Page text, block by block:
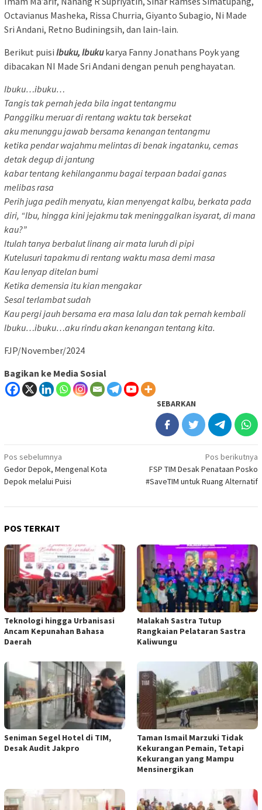
Octavianus Masheka, Rissa Churria, Giyanto Subagio, Ni Made
Sri Andani, Retno Budiningsih, dan lain-lain.
Berikut puisi Ibuku, Ibukukarya Fanny Jonathans Poyk yang
dibacakan NI Made Sri Andani dengan penuh penghayatan.
Ibuku…ibuku…
Tangis tak pernah jeda bila ingat tentangmu
Panggilku meruar di rentang waktu tak bersekat
aku menunggu jawab bersama kenangan tentangmu
ketika pendar wajahmu melintas di benak ingatanku, cemas
detak degup di jantung
kabar tentang kehilanganmu bagai terpaan badai ganas
melibas rasa
Perih juga pedih menyatu, kian menyengat kalbu, berkata pada
diri, “Ibu, hingga kini jejakmu tak meninggalkan isyarat, di mana
kau?”
Itulah tanya berbalut linang air mata luruh di pipi
Kutelusuri tapakmu di rentang waktu masa demi masa
Kau lenyap ditelan bumi
Ketika demensia itu kian mengakar
Sesal terlambat sudah
Kau pergi jauh bersama era masa lalu dan tak pernah kembali
Ibuku…ibuku…aku rindu akan kenangan tentang kita.
FJP/November/2024
Bagikan ke Media Sosial
SEBARKAN
Navigasi
pos
Pos sebelumnya
Gedor Depok, Mengenal Kota
Depok melalui Puisi
Pos berikutnya
FSP TIM Desak Penataan Posko
#SaveTIM untuk Ruang Alternatif
POS TERKAIT
Teknologi hingga Urbanisasi
Ancam Kepunahan Bahasa
Daerah
Malakah Sastra Tutup
Rangkaian Pelataran Sastra
Kaliwungu
Seniman Segel Hotel di TIM,
Desak Audit Jakpro
Taman Ismail Marzuki Tidak
Kekurangan Pemain, Tetapi
Kekurangan yang Mampu
Mensinergikan